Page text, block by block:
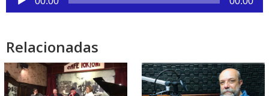
audio
Relacionadas